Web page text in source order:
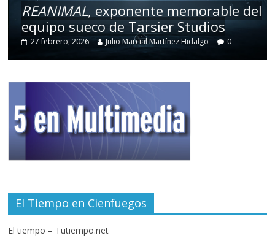
REANIMAL, exponente memorable del
equipo sueco de Tarsier Studios
27 febrero, 2026 Julio Marcial Martínez Hidalgo 0
El Tiempo en Cienfuegos
El tiempo – Tutiempo.net